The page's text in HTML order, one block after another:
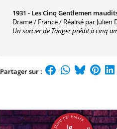
1931 - Les Cinq Gentlemen
Drame / France / Réalisé par Julien
Un sorcier de Tanger prédit à cinq
Partager sur :